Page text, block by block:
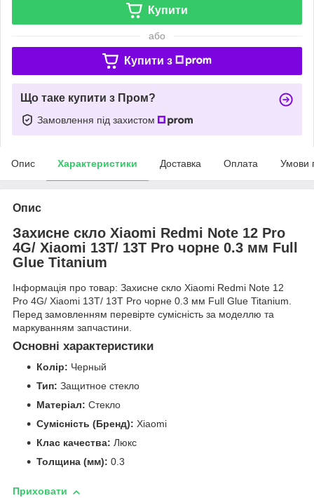
Купити
або
Купити з
Що таке купити з Пром?
Замовлення під захистом
Опис Характеристики Доставка Оплата Умови
Опис
Захисне скло Xiaomi Redmi Note 12 Pro
4G/ Xiaomi 13T/ 13T Pro чорне 0.3 мм Full
Glue Titanium
Інформація про товар: Захисне скло Xiaomi Redmi Note 12
Pro 4G/ Xiaomi 13T/ 13T Pro чорне 0.3 мм Full Glue Titanium.
Перед замовленням перевірте сумісність за моделлю та
маркуванням запчастини.
Основні характеристики
Колір: Черный
Тип: Защитное стекло
Матеріал: Стекло
Сумісність (Бренд): Xiaomi
Клас качества: Люкс
Толщина (мм): 0.3
Приховати